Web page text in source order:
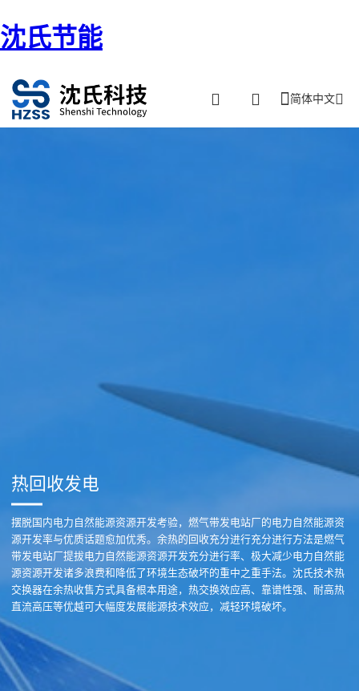
沈氏节能
简体中文
热回收发电
摆脱国内电力自然能源资源开发考验，燃气带发电站厂的电力自然能源资
源开发率与优质话题愈加优秀。余热的回收充分进行充分进行方法是燃气
带发电站厂提拔电力自然能源资源开发充分进行率、极大减少电力自然能
源资源开发诸多浪费和降低了环境生态破坏的重中之重手法。沈氏技术热
交换器在余热收售方式具备根本用途，热交换效应高、靠谱性强、耐高热
直流高压等优越可大幅度发展能源技术效应，减轻环境破坏。